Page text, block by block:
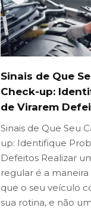
Sinais de Que
Check-up:
de Virarem
Sinais de Que Seu
up: Identifique
Defeitos Realizar
regular é a
que o seu veículo
sua rotina, e não